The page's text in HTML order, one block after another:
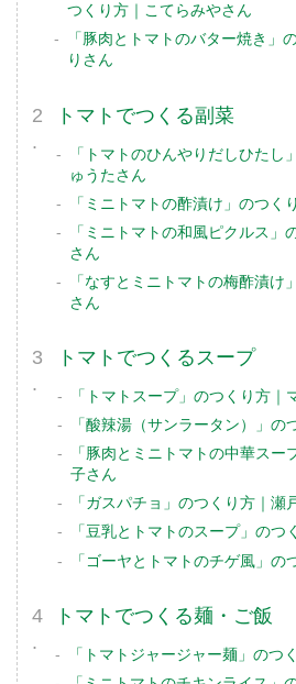
つくり方｜こてらみやさん
「豚肉とトマトのバター焼き」
りさん
トマトでつくる副菜
「トマトのひんやりだしひたし
ゅうたさん
「ミニトマトの酢漬け」のつく
「ミニトマトの和風ピクルス」
さん
「なすとミニトマトの梅酢漬け
さん
トマトでつくるスープ
「トマトスープ」のつくり方｜
「酸辣湯（サンラータン）」の
「豚肉とミニトマトの中華ス
子さん
「ガスパチョ」のつくり方｜瀬
「豆乳とトマトのスープ」のつ
「ゴーヤとトマトのチゲ風」の
トマトでつくる麺・ご飯
「トマトジャージャー麺」のつ